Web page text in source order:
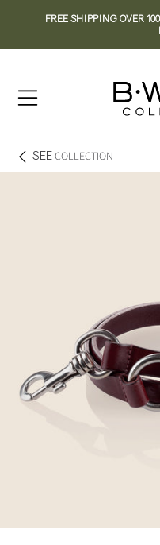
FREE SHIPPING OVER
SEECOLLECTION